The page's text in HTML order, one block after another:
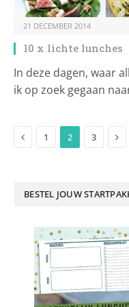
21 DECEMBER 2014
10 x lichte lunches
In deze dagen, waar
ik op zoek gegaan
Previous
1 2 3
BESTEL JOUW